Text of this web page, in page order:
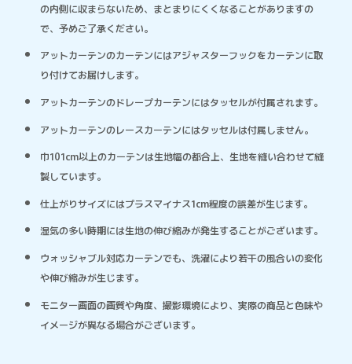
の内側に収まらないため、まとまりにくくなることがありますの
で、予めご了承ください。
アットカーテンのカーテンにはアジャスターフックをカーテンに取
り付けてお届けします。
アットカーテンのドレープカーテンにはタッセルが付属されます。
アットカーテンのレースカーテンにはタッセルは付属しません。
巾101cm以上のカーテンは生地幅の都合上、生地を縫い合わせて縫
製しています。
仕上がりサイズにはプラスマイナス1cm程度の誤差が生じます。
湿気の多い時期には生地の伸び縮みが発生することがございます。
ウォッシャブル対応カーテンでも、洗濯により若干の風合いの変化
や伸び縮みが生じます。
モニター画面の画質や角度、撮影環境により、実際の商品と色味や
イメージが異なる場合がございます。